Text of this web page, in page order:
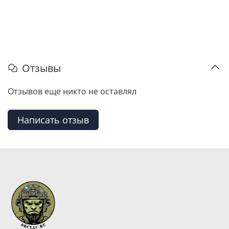
Отзывы
Отзывов еще никто не оставлял
Написать отзыв